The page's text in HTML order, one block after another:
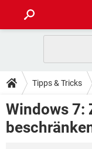
ANDROID
WINDOWS 10
WHATSAPP
TIPPS & TRICKS
SPIELE
ANDROID
DOWNLOADS
SPIELE
FORUM
Tipps & Tricks
Windows 7
Windows 7: